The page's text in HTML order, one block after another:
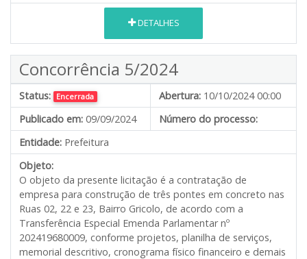
DETALHES
Concorrência 5/2024
Status: Encerrada Abertura: 10/10/2024 00:00
Publicado em: 09/09/2024
Número do processo:
Entidade: Prefeitura
Objeto:
O objeto da presente licitação é a contratação de
empresa para construção de três pontes em concreto nas
Ruas 02, 22 e 23, Bairro Gricolo, de acordo com a
Transferência Especial Emenda Parlamentar nº
202419680009, conforme projetos, planilha de serviços,
memorial descritivo, cronograma físico financeiro e demais